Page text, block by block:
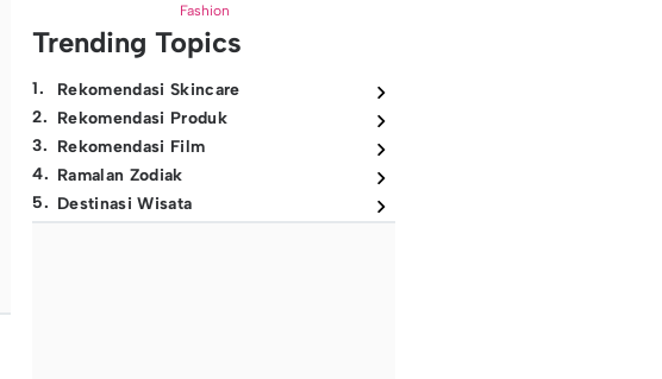
Fashion
Trending Topics
1.
Rekomendasi Skincare
2. Rekomendasi Produk
3. Rekomendasi Film
4. Ramalan Zodiak
5. Destinasi Wisata